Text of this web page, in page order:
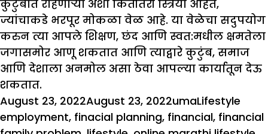
कुटुंबात राहणाऱ्या अशा कितीतरी स्त्रिया आहेत,
ज्यांचाकडे भरपूर मोकळा वेळ आहे. या वेळेचा सदुपयोग
करुन त्या आपले शिक्षण, छंद आणि स्वत:मधील क्षमतेला
जगासमोर आणू शकतात आणि त्याद्वारे कुटुंब, समाज
आणि देशाला अनमोल असा ठेवा आपल्या कार्यातून देऊ
शकतात.
Posted
on
August 23, 2022August 23, 2022Author
umaCategories
Lifestyle
employment, finacial planning, financial, financial